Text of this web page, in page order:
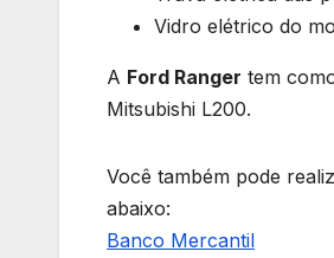
Vidro elétrico do
A Ford Ranger tem
Mitsubishi L200.
Você também pode
abaixo:
Banco Mercantil